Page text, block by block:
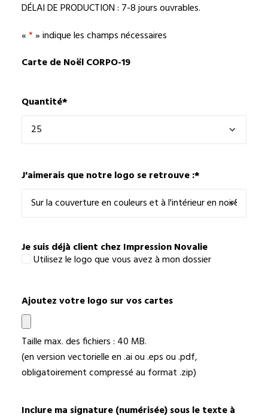
DÉLAI DE PRODUCTION : 7-8 jours ouvrables.
«*» indique les champs nécessaires
Carte de Noël CORPO-19
Quantité*
J'aimerais que notre logo se retrouve :*
Je suis déjà client chez Impression Novalie
Utilisez le logo que vous avez à mon dossier
Ajoutez votre logo sur vos cartes
Taille max. des fichiers : 40 MB.
(en version vectorielle en .ai ou .eps ou .pdf,
obligatoirement compressé au format .zip)
Inclure ma signature (numérisée) sous le texte à